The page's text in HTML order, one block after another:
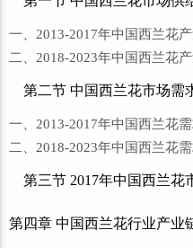
一、2013-2017年中国西兰花
二、2018-2023年中国西兰花
第二节 中国西兰花市场需
一、2013-2017年中国西兰花
二、2018-2023年中国西兰花
第三节 2017年中国西兰花
第四章 中国西兰花行业产业